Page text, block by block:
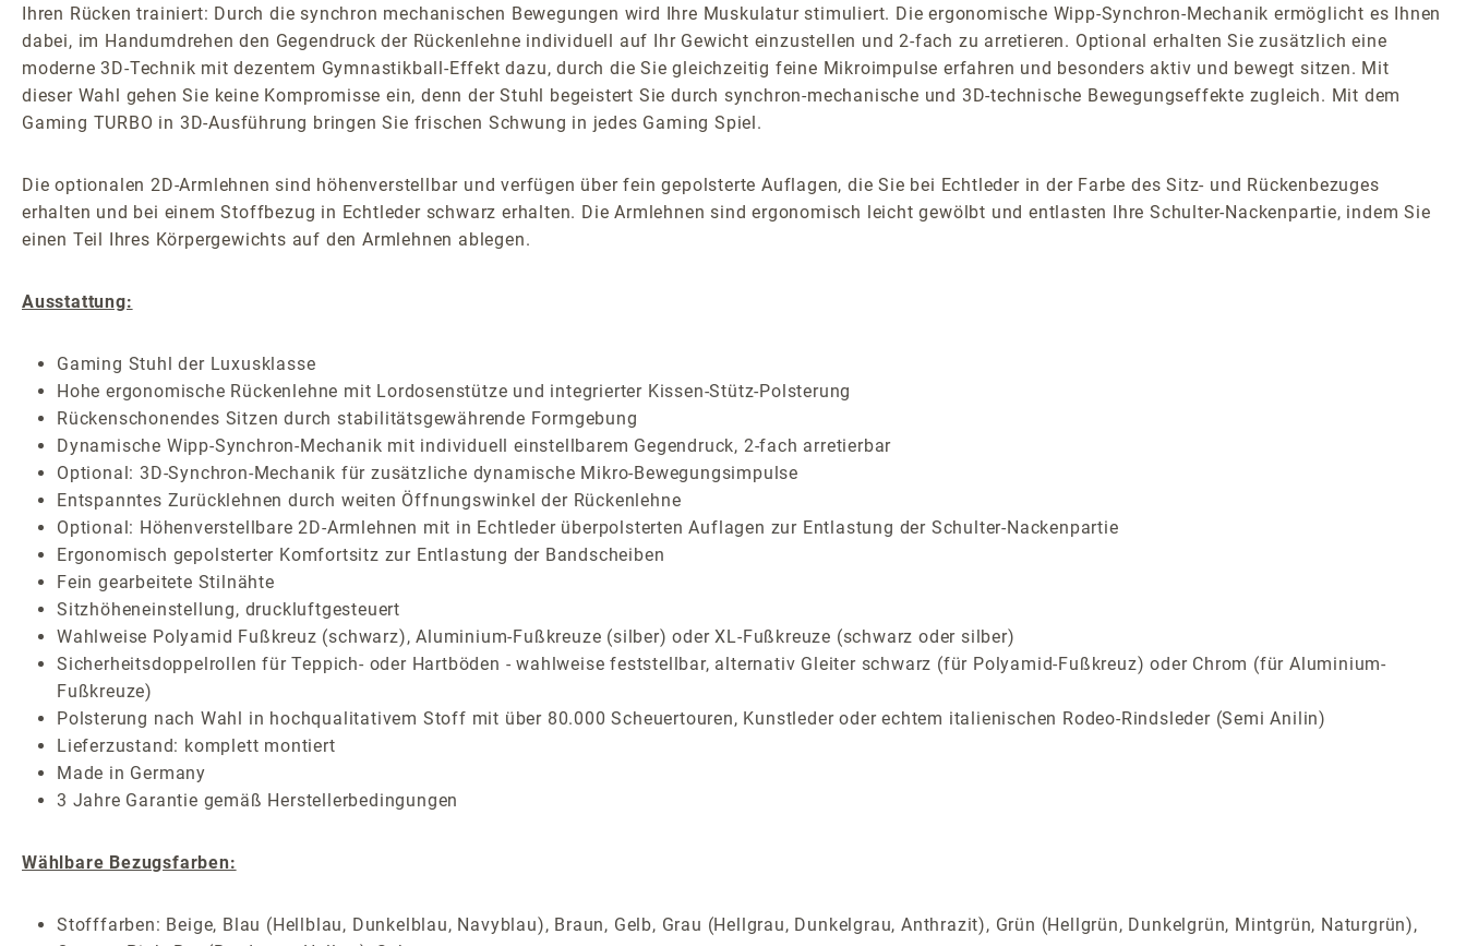
Ihren Rücken trainiert: Durch die synchron mechanischen Bewegungen wird Ihre Muskulatur stimuliert. Die ergonomische Wipp-Synchron-Mechanik ermöglicht es Ihnen
dabei, im Handumdrehen den Gegendruck der Rückenlehne individuell auf Ihr Gewicht einzustellen und 2-fach zu arretieren. Optional erhalten Sie zusätzlich eine
moderne 3D-Technik mit dezentem Gymnastikball-Effekt dazu, durch die Sie gleichzeitig feine Mikroimpulse erfahren und besonders aktiv und bewegt sitzen. Mit
dieser Wahl gehen Sie keine Kompromisse ein, denn der Stuhl begeistert Sie durch synchron-mechanische und 3D-technische Bewegungseffekte zugleich. Mit dem
Gaming TURBO in 3D-Ausführung bringen Sie frischen Schwung in jedes Gaming Spiel.
Die optionalen 2D-Armlehnen sind höhenverstellbar und verfügen über fein gepolsterte Auflagen, die Sie bei Echtleder in der Farbe des Sitz- und Rückenbezuges
erhalten und bei einem Stoffbezug in Echtleder schwarz erhalten. Die Armlehnen sind ergonomisch leicht gewölbt und entlasten Ihre Schulter-Nackenpartie, indem Sie
einen Teil Ihres Körpergewichts auf den Armlehnen ablegen.
Ausstattung:
Gaming Stuhl der Luxusklasse
Hohe ergonomische Rückenlehne mit Lordosenstütze und integrierter Kissen-Stütz-Polsterung
Rückenschonendes Sitzen durch stabilitätsgewährende Formgebung
Dynamische Wipp-Synchron-Mechanik mit individuell einstellbarem Gegendruck, 2-fach arretierbar
Optional: 3D-Synchron-Mechanik für zusätzliche dynamische Mikro-Bewegungsimpulse
Entspanntes Zurücklehnen durch weiten Öffnungswinkel der Rückenlehne
Optional: Höhenverstellbare 2D-Armlehnen mit in Echtleder überpolsterten Auflagen zur Entlastung der Schulter-Nackenpartie
Ergonomisch gepolsterter Komfortsitz zur Entlastung der Bandscheiben
Fein gearbeitete Stilnähte
Sitzhöheneinstellung, druckluftgesteuert
Wahlweise Polyamid Fußkreuz (schwarz), Aluminium-Fußkreuze (silber) oder XL-Fußkreuze (schwarz oder silber)
Sicherheitsdoppelrollen für Teppich- oder Hartböden - wahlweise feststellbar, alternativ Gleiter schwarz (für Polyamid-Fußkreuz) oder Chrom (für Aluminium-
Fußkreuze)
Polsterung nach Wahl in hochqualitativem Stoff mit über 80.000 Scheuertouren, Kunstleder oder echtem italienischen Rodeo-Rindsleder (Semi Anilin)
Lieferzustand: komplett montiert
Made in Germany
3 Jahre Garantie gemäß Herstellerbedingungen
Wählbare Bezugsfarben:
Stofffarben: Beige, Blau (Hellblau, Dunkelblau, Navyblau), Braun, Gelb, Grau (Hellgrau, Dunkelgrau, Anthrazit), Grün (Hellgrün, Dunkelgrün, Mintgrün, Naturgrün),